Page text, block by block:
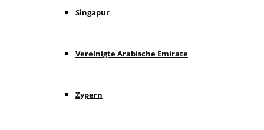
Singapur
Vereinigte Arabische Emirate
Zypern